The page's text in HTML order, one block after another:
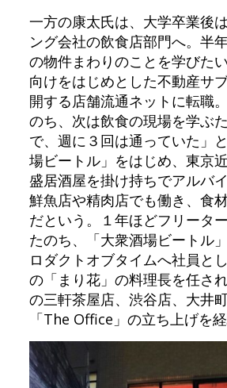
一方の康太氏は、大学卒業後
ング会社の飲食店部門へ。半
の物件まわりのことを学びた
向けをはじめとした不動産サ
開する店舗流通ネットに転職
のち、次は飲食の現場を学ぶ
で、週に３回は通っていた」
場ビートル」をはじめ、東京
盛居酒屋を掛け持ちでアルバイ
鮮魚店や精肉店でも働き、食
だという。１年ほどフリータ
たのち、「大衆酒場ビートル
ロダクトオブタイムへ社員と
の「まり花」の料理長を任さ
の三軒茶屋店、渋谷店、大井
「The Office」の立ち上げを経